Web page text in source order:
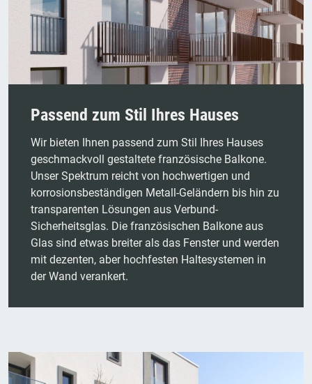
Passend zum Stil Ihres Hauses
Wir bieten Ihnen passend zum Stil Ihres Hauses
geschmackvoll gestaltete französische Balkone.
Unser Spektrum reicht von hochwertigen und
korrosionsbeständigen Metall-Geländern bis hin zu
transparenten Lösungen aus Verbund-
Sicherheitsglas. Die französischen Balkone aus
Glas sind etwas breiter als das Fenster und werden
mit dezenten, aber hochfesten Haltesystemen in
der Wand verankert.